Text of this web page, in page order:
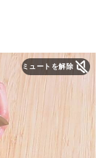
ミュートを解除